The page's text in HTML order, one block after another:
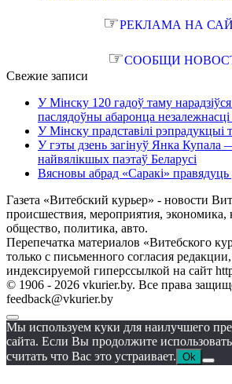
☞РЕКЛАМА НА
☞СООБЩИ
Свежие записи
У Мінску 120 гадоў таму
паслядоўны абаронца незалежнасці
У Мінску прадставілі
У гэты дзень загінуў Янка Купала
найвялікшых паэтаў Беларусі
Вясновы абрад «Саракі»
Газета «Витебский курьер» - новости
происшествия, мероприятия, экономика,
общество, политика, авто.
Перепечатка материалов «Витебского
только с письменного согласия
индексируемой гиперссылкой на сайт
© 1906 - 2026 vkurier.by. Все права
feedback@vkurier.by
Мы используем куки для наилучшего
сайта. Если Вы продолжите
считать что Вас это устраивает. Ok